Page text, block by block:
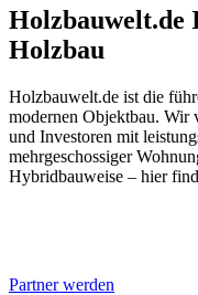
Holzbauwelt.de
Holzbau
Holzbauwelt.de ist die
modernen Objektbau. Wir
und Investoren mit
mehrgeschossiger
Hybridbauweise – hier
Partner werden